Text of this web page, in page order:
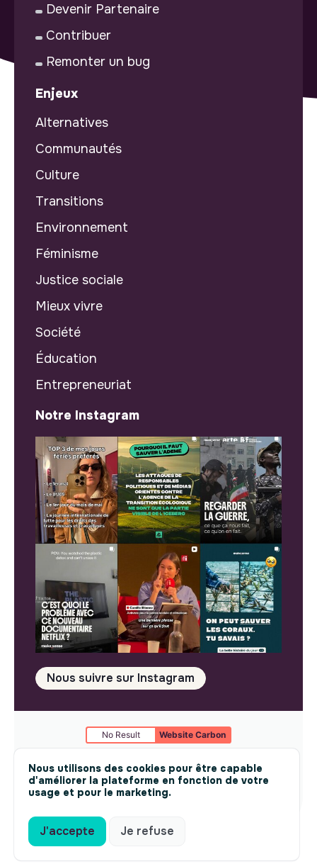
Nous utilisons des cookies pour être capable
d'améliorer la plateforme en fonction de votre
usage et pour le marketing.
J'accepte Je refuse
Devenir Partenaire
Contribuer
Remonter un bug
Enjeux
Alternatives
Communautés
Culture
Transitions
Environnement
Féminisme
Justice sociale
Mieux vivre
Société
Éducation
Entrepreneuriat
Notre Instagram
Nous suivre sur Instagram
No Result Website Carbon
Mentions légales© makesense 2024 -cookies